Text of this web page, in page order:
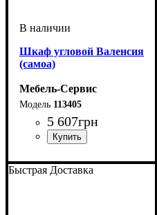
Шкаф угловой Валенсия
(самоа)
Мебель-Сервис
113405
5 607грн
Быстрая Доставка